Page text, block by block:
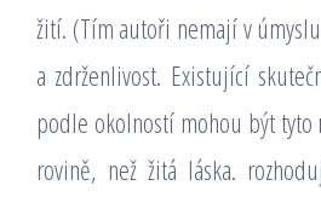
žití. (Tím autoři nemají v
a zdrženlivost. Existující
podle okolností mohou být tyto
rovině, než žitá láska.